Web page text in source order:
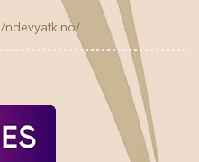
ndevyatkino/